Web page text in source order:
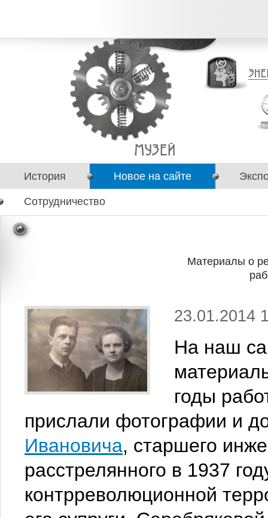
История Новое на сайте
Сотрудничество
Материалы о
23.01.2014
На наш
годы
прислали фотографии и
Ивановича, старшего
расстрелянного в 1937
контрреволюционной